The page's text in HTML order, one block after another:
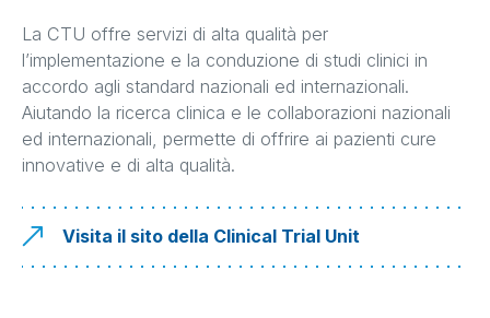
La CTU offre servizi di alta qualità per
l’implementazione e la conduzione di studi clinici in
accordo agli standard nazionali ed internazionali.
Aiutando la ricerca clinica e le collaborazioni nazionali
ed internazionali, permette di offrire ai pazienti cure
innovative e di alta qualità.
Visita il sito della Clinical Trial Unit